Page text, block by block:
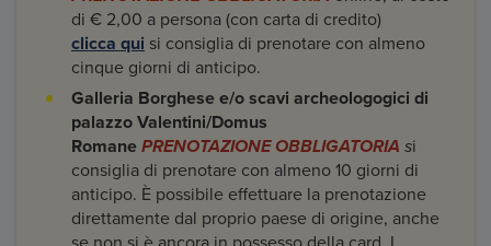
di € 2,00 a persona (con carta di credito)
clicca qui si consiglia di prenotare con almeno
cinque giorni di anticipo.
Galleria Borghese e/o scavi archeologogici di
palazzo Valentini/Domus
Romane PRENOTAZIONE OBBLIGATORIA si
consiglia di prenotare con almeno 10 giorni di
anticipo. È possibile effettuare la prenotazione
direttamente dal proprio paese di origine, anche